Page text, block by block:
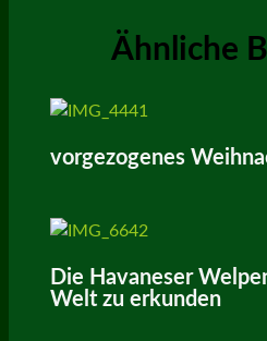
Ähnliche
vorgezogenes
Die Havaneser
Welt zu erkunden